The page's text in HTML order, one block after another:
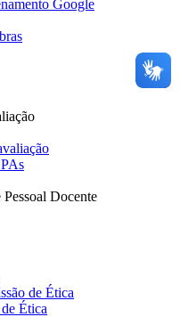
Google
Docente
de Ética
Ética